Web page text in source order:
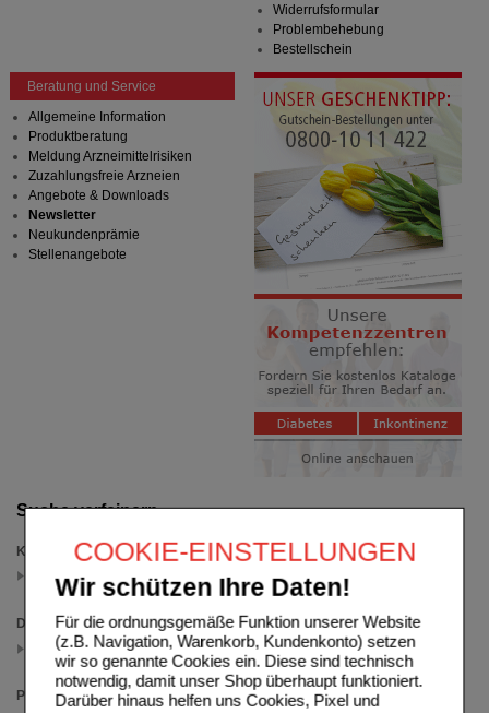
COOKIE-EINSTELLUNGEN
Wir schützen Ihre Daten!
Für die ordnungsgemäße Funktion unserer Website
(z.B. Navigation, Warenkorb, Kundenkonto) setzen
wir so genannte Cookies ein. Diese sind technisch
notwendig, damit unser Shop überhaupt funktioniert.
Darüber hinaus helfen uns Cookies, Pixel und
Suche verfeinern
Kategorien
für Frauen oder Männer
(auswahl entfernen)
Darreichungsform
Kapseln
(auswahl entfernen)
Packungsgröße
Widerrufsformular
Problembehebung
Bestellschein
Beratung und Service
Allgemeine Information
Produktberatung
Meldung Arzneimittelrisiken
Zuzahlungsfreie Arzneien
Angebote & Downloads
Newsletter
Neukundenprämie
Stellenangebote